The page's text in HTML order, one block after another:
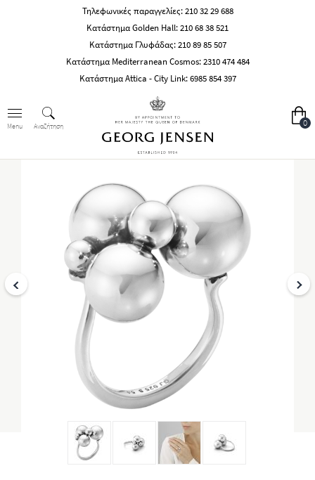
Τηλεφωνικές παραγγελίες:210 32 29 688
Κατάστημα Golden Hall:210 68 38 521
Κατάστημα Γλυφάδας:210 89 85 507
Κατάστημα Mediterranean Cosmos:2310 474 484
Κατάστημα Attica - City Link:6985 854 397
Menu Αναζήτηση 0